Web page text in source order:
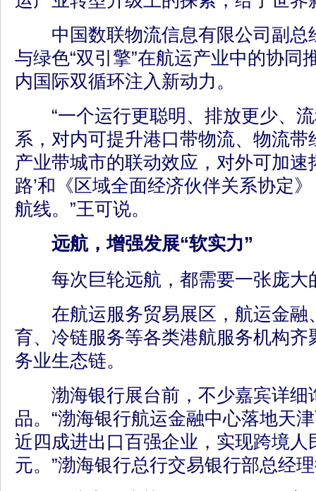
中国数联物流信息有限公司副总
与绿色“双引擎”在航运产业中的协同
内国际双循环注入新动力。
“一个运行更聪明、排放更少、流
系，对内可提升港口带物流、物流
产业带城市的联动效应，对外可加速
路’和《区域全面经济伙伴关系协定
航线。”王可说。
远航，增强发展“软实力”
每次巨轮远航，都需要一张庞大
在航运服务贸易展区，航运金融
育、冷链服务等各类港航服务机构齐
务业生态链。
渤海银行展台前，不少嘉宾详细
品。“渤海银行航运金融中心落地天
近四成进出口百强企业，实现跨境人
元。”渤海银行总行交易银行部总经